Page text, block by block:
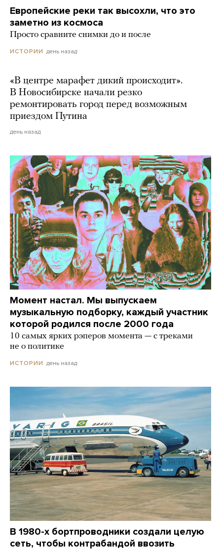
Европейские реки так высохли, что это
заметно из космоса
Просто сравните снимки до и после
ИСТОРИИ день назад
«В центре марафет дикий происходит».
В Новосибирске начали резко
ремонтировать город перед возможным
приездом Путина
день назад
Момент настал. Мы выпускаем
музыкальную подборку, каждый участник
которой родился после 2000 года
10 самых ярких рэперов момента — с треками
не о политике
ИСТОРИИ день назад
В 1980-х бортпроводники создали целую
сеть, чтобы контрабандой ввозить